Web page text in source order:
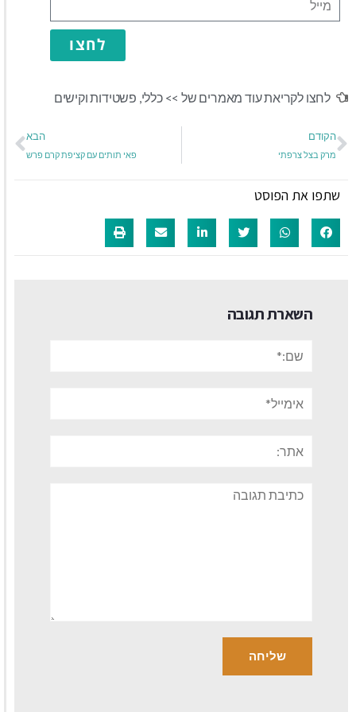
לחצו
לחצו לקריאת עוד מאמרים של >> כללי, פשטידות וקישים
הקודם
מרק בצל צרפתי
הבא
פאי תותים עם קציפת קרם פרש
שתפו את הפוסט
השארת תגובה
תגובה